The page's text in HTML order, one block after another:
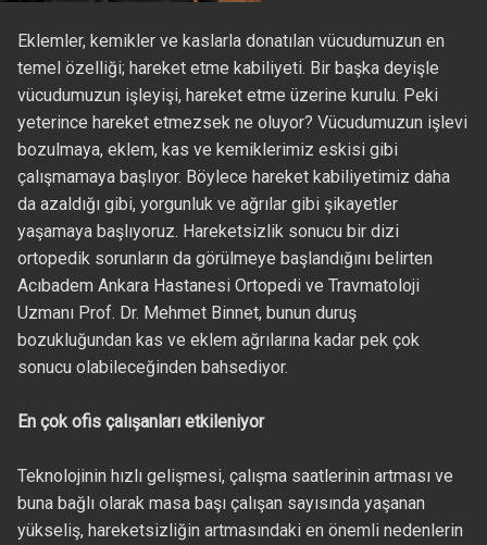
Eklemler, kemikler ve kaslarla donatılan vücudumuzun en
temel özelliği; hareket etme kabiliyeti. Bir başka deyişle
vücudumuzun işleyişi, hareket etme üzerine kurulu. Peki
yeterince hareket etmezsek ne oluyor? Vücudumuzun işlevi
bozulmaya, eklem, kas ve kemiklerimiz eskisi gibi
çalışmamaya başlıyor. Böylece hareket kabiliyetimiz daha
da azaldığı gibi, yorgunluk ve ağrılar gibi şikayetler
yaşamaya başlıyoruz. Hareketsizlik sonucu bir dizi
ortopedik sorunların da görülmeye başlandığını belirten
Acıbadem Ankara Hastanesi Ortopedi ve Travmatoloji
Uzmanı Prof. Dr. Mehmet Binnet, bunun duruş
bozukluğundan kas ve eklem ağrılarına kadar pek çok
sonucu olabileceğinden bahsediyor.
En çok ofis çalışanları etkileniyor
Teknolojinin hızlı gelişmesi, çalışma saatlerinin artması ve
buna bağlı olarak masa başı çalışan sayısında yaşanan
yükseliş, hareketsizliğin artmasındaki en önemli nedenlerin